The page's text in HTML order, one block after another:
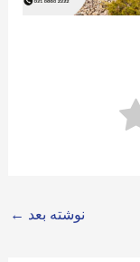
نوشته بعد ←